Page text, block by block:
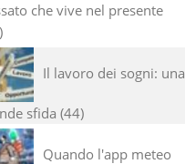
che vive nel presente
Il lavoro dei sogni: una
sfida 44
Quando l'app meteo